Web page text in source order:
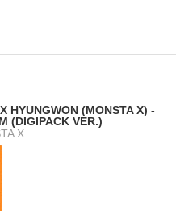
HYUNGWON (MONSTA X) -
(DIGIPACK VER.)
X